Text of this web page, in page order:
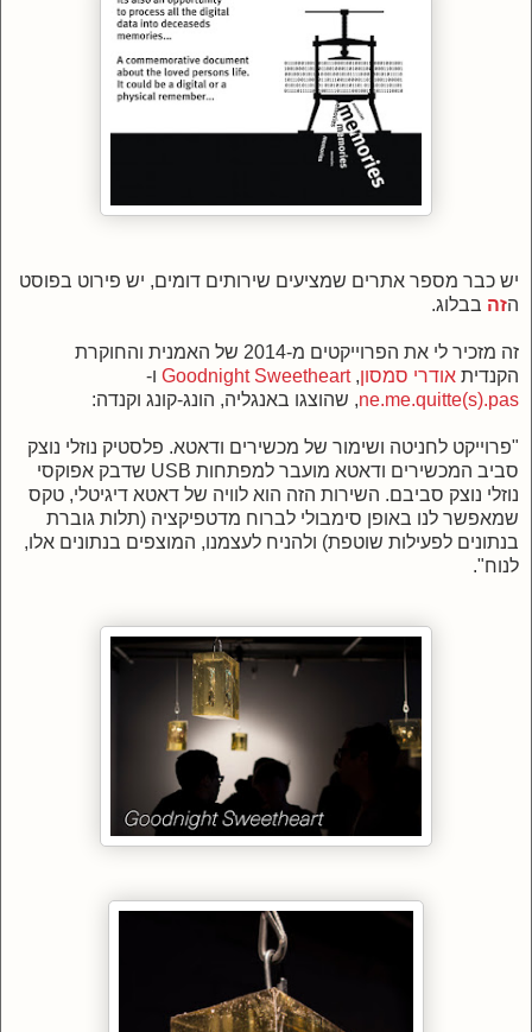
יש כבר מספר אתרים שמציעים שירותים דומים, יש פירוט בפוסט
הזה בבלוג.
זה מזכיר לי את הפרוייקטים מ-2014 של האמנית והחוקרת
הקנדית אודרי סמסון,
Goodnight Sweetheart ו-
ne.me.quitte(s).pas, שהוצגו באנגליה, הונג-קונג וקנדה:
"פרוייקט לחניטה ושימור של מכשירים ודאטא. פלסטיק נוזלי נוצק
סביב המכשירים ודאטא מועבר למפתחות USB שדבק אפוקסי
נוזלי נוצק סביבם. השירות הזה הוא לוויה של דאטא דיגיטלי, טקס
שמאפשר לנו באופן סימבולי לברוח מדטפיקציה (תלות גוברת
בנתונים לפעילות שוטפת) ולהניח לעצמנו, המוצפים בנתונים אלו,
לנוח".